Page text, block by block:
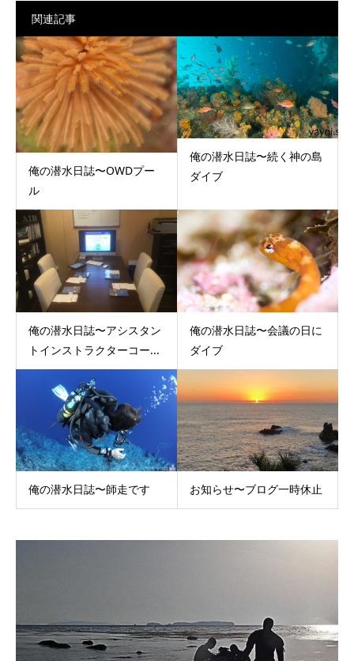
関連記事
俺の潜水日誌〜OWDプー
ル
俺の潜水日誌〜続く神の島
ダイブ
俺の潜水日誌〜アシスタン
トインストラクターコー...
俺の潜水日誌〜会議の日に
ダイブ
俺の潜水日誌〜師走です お知らせ〜ブログ一時休止